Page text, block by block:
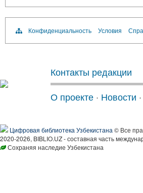
Конфиденциальность Условия
Контакты редакции
О проекте · Новости ·
Цифровая библиотека Узбекистана © Все
2020-2026, BIBLIO.UZ - составная часть
Сохраняя наследие Узбекистана